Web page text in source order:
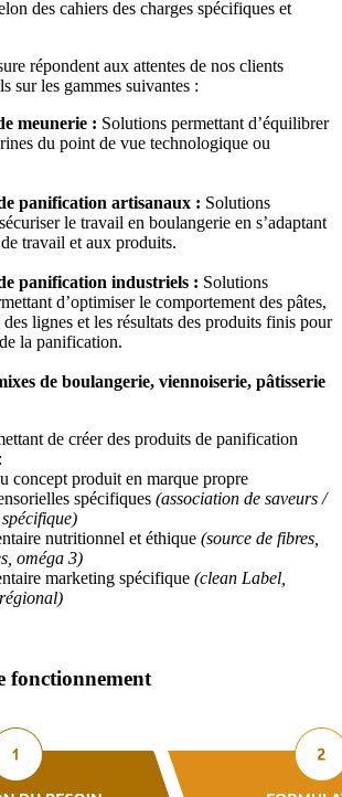
des cahiers des charges spécifiques et
répondent aux attentes de nos clients
sur les gammes suivantes :
meunerie : Solutions permettant d’équilibrer
du point de vue technologique ou
panification artisanaux : Solutions
le travail en boulangerie en s’adaptant
travail et aux produits.
panification industriels : Solutions
d’optimiser le comportement des pâtes,
lignes et les résultats des produits finis pour
la panification.
de boulangerie, viennoiserie, pâtisserie
de créer des produits de panification
concept produit en marque propre
spécifiques (association de saveurs /
nutritionnel et éthique (source de fibres,
oméga 3)
marketing spécifique (clean Label,
fonctionnement